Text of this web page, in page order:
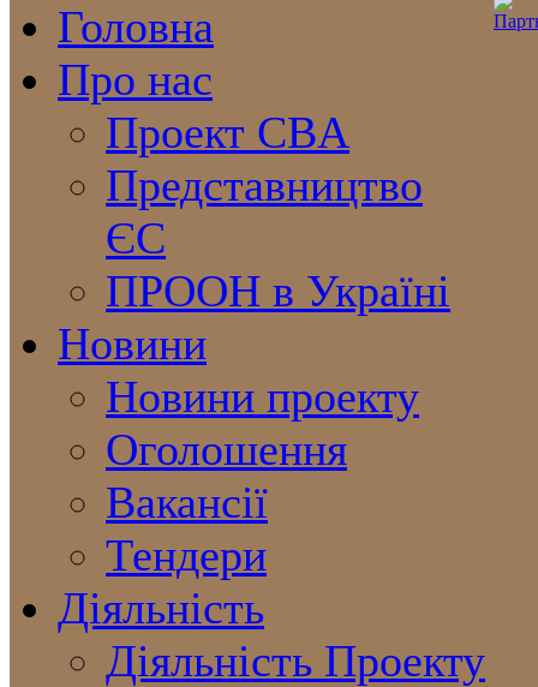
Головна
Про нас
Проект CBA
Представництво
ЄС
ПРООН в Україні
Новини
Новини проекту
Оголошення
Вакансії
Тендери
Діяльність
Діяльність Проекту